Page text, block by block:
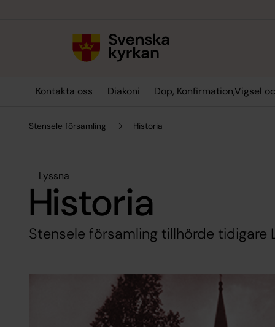
Kontakta oss Diakoni Dop, Konfirmation,Vigsel
Stensele församling Historia
Lyssna
Historia
Stensele församling tillhörde tidigare